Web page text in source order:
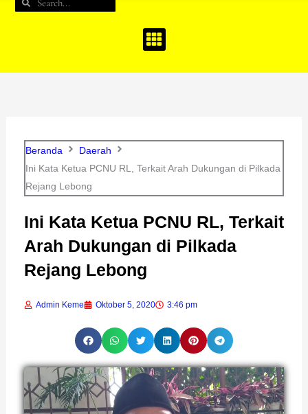
Beranda
Daerah
Ini Kata Ketua PCNU RL, Terkait Arah Dukungan di Pilkada
Rejang Lebong
Ini Kata Ketua PCNU RL, Terkait
Arah Dukungan di Pilkada
Rejang Lebong
Admin Keme Oktober 5, 2020 3:46 pm